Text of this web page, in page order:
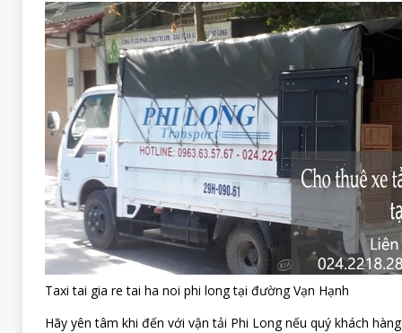
Taxi tai gia re tai ha noi phi long tại đường Vạn Hạnh
Hãy yên tâm khi đến với vận tải Phi Long nếu quý khách